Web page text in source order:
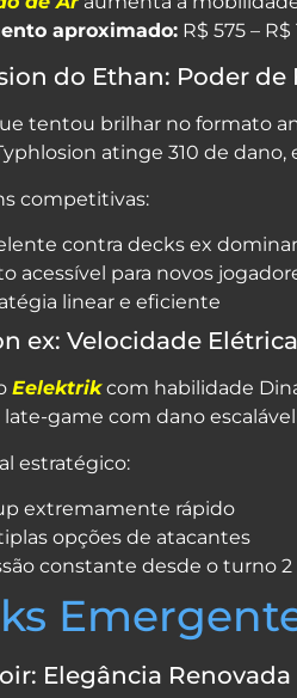
aproximado: R$ 575 –
do Ethan: Poder de
tentou brilhar no formato
atinge 310 de
competitivas:
contra decks ex
acessível para novos
linear e eficiente
ex: Velocidade Elétrica
Eelektrikcom habilidade
game com dano
estratégico:
extremamente rápido
opções de atacantes
constante desde o turno 2
Elegância Renovada